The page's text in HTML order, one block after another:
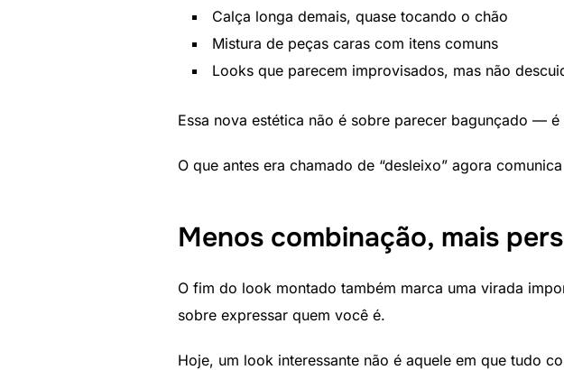
Calça longa demais, quase tocando o chão
Mistura de peças caras com itens comuns
Looks que parecem improvisados, mas não
Essa nova estética não é sobre parecer bagunçado —
O que antes era chamado de “desleixo” agora
Menos combinação, mais
O fim do look montado também marca uma virada
sobre expressar quem você é.
Hoje, um look interessante não é aquele em que tudo